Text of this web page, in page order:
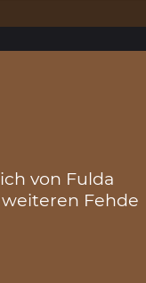
von Fulda
Fehde